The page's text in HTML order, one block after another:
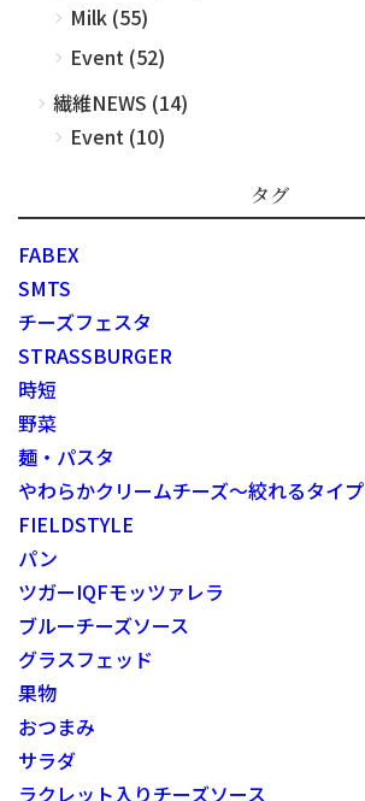
Milk (55)
Event (52)
繊維NEWS (14)
Event (10)
タグ
FABEX
SMTS
チーズフェスタ
STRASSBURGER
時短
野菜
麺・パスタ
やわらかクリームチーズ～絞れるタイプ
FIELDSTYLE
パン
ツガーIQFモッツァレラ
ブルーチーズソース
グラスフェッド
果物
おつまみ
サラダ
ラクレット入りチーズソース